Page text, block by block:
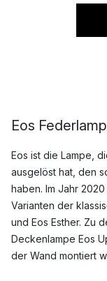
Eos
Eos ist die Lampe,
ausgelöst hat, den
haben. Im Jahr
Varianten der
und Eos Esther. Zu
Deckenlampe Eos
der Wand montiert